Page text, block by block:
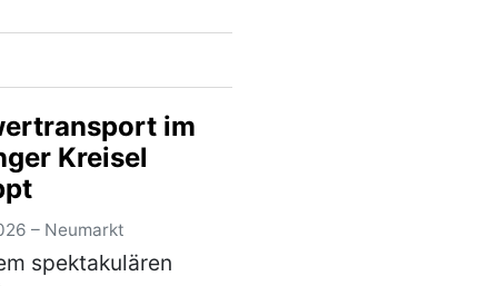
Lengenfeld.
m nach der
(mehr)
im
Kreisel
– Neumarkt
spektakulären